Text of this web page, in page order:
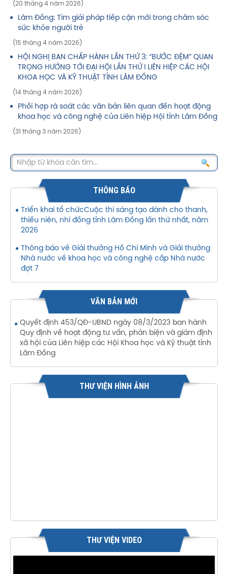
(20 tháng 4 năm 2026)
Lâm Đồng: Tìm giải pháp tiếp cận mới trong chăm sóc
sức khỏe người trẻ
(15 tháng 4 năm 2026)
HỘI NGHỊ BAN CHẤP HÀNH LẦN THỨ 3: “BƯỚC ĐỆM” QUAN
TRỌNG HƯỚNG TỚI ĐẠI HỘI LẦN THỨ I LIÊN HIỆP CÁC HỘI
KHOA HỌC VÀ KỸ THUẬT TỈNH LÂM ĐỒNG
(14 tháng 4 năm 2026)
Phối hợp rà soát các văn bản liên quan đến hoạt động
khoa học và công nghệ của Liên hiệp Hội tỉnh Lâm Đồng
(31 tháng 3 năm 2026)
THÔNG BÁO
Triển khai tổ chứcCuộc thi sáng tạo dành cho thanh,
thiếu niên, nhi đồng tỉnh Lâm Đồng lần thứ nhất, năm
2026
Thông báo về Giải thưởng Hồ Chí Minh và Giải thưởng
Nhà nước về khoa học và công nghệ cấp Nhà nước
đợt 7
VĂN BẢN MỚI
Quyết định 453/QĐ-UBND ngày 08/3/2023 ban hành
Quy định về hoạt động tư vấn, phản biện và giám định
xã hội của Liên hiệp các Hội Khoa học và Kỹ thuật tỉnh
Lâm Đồng
THƯ VIỆN HÌNH ẢNH
THƯ VIỆN VIDEO